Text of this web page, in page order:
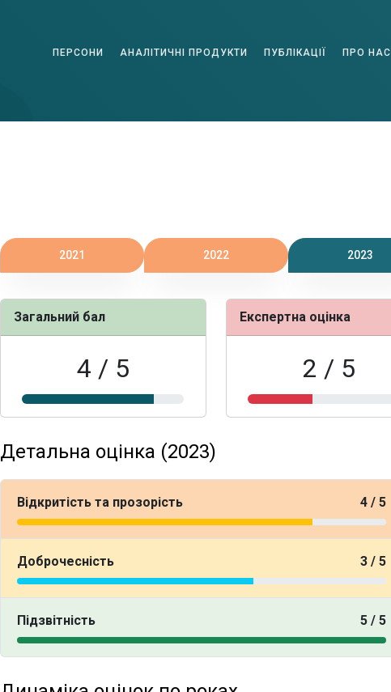
ПЕРСОНИ АНАЛІТИЧНІ ПРОДУКТИ ПУБЛІКАЦІЇ ПРО НАС
2021 2022 2023
Загальний бал
4 / 5
Експертна оцінка
2 / 5
Детальна оцінка (2023)
Відкритість та прозорість 4 / 5
Доброчесність 3 / 5
Підзвітність 5 / 5